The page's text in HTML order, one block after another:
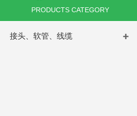
PRODUCTS CATEGORY
接头、软管、线缆